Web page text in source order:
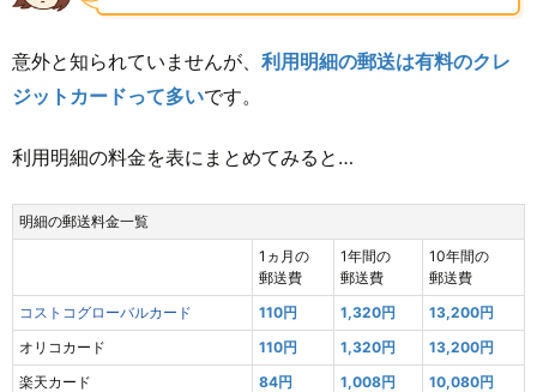
意外と知られていませんが、 利用明細の郵送は有料のクレ
ジットカードって多いです。
利用明細の料金を表にまとめてみると…
明細の郵送料金一覧
1ヵ月の
郵送費
1年間の
郵送費
10年間の
郵送費
コストコグローバルカード
110円 1,320円
13,200円
オリコカード
110円 1,320円
13,200円
楽天カード
84円 1,008円
10,080円